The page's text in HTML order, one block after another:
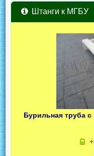
Штанги к МГБУ
Бурильная труба